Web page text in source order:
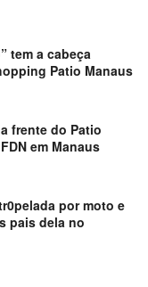
tem a cabeça
Patio Manaus
frente do Patio
em Manaus
por moto e
pais dela no